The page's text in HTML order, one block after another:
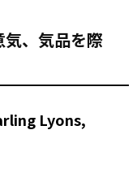
、気品を際
Lyons,